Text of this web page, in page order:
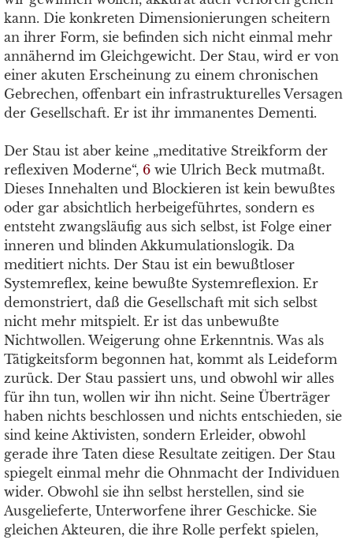
kann. Die konkreten Dimensionierungen scheitern
an ihrer Form, sie befinden sich nicht einmal mehr
annähernd im Gleichgewicht. Der Stau, wird er von
einer akuten Erscheinung zu einem chronischen
Gebrechen, offenbart ein infrastrukturelles Versagen
der Gesellschaft. Er ist ihr immanentes Dementi.
Der Stau ist aber keine „meditative Streikform der
reflexiven Moderne“, 6 wie Ulrich Beck mutmaßt.
Dieses Innehalten und Blockieren ist kein bewußtes
oder gar absichtlich herbeigeführtes, sondern es
entsteht zwangsläufig aus sich selbst, ist Folge einer
inneren und blinden Akkumulationslogik. Da
meditiert nichts. Der Stau ist ein bewußtloser
Systemreflex, keine bewußte Systemreflexion. Er
demonstriert, daß die Gesellschaft mit sich selbst
nicht mehr mitspielt. Er ist das unbewußte
Nichtwollen. Weigerung ohne Erkenntnis. Was als
Tätigkeitsform begonnen hat, kommt als Leideform
zurück. Der Stau passiert uns, und obwohl wir alles
für ihn tun, wollen wir ihn nicht. Seine Überträger
haben nichts beschlossen und nichts entschieden, sie
sind keine Aktivisten, sondern Erleider, obwohl
gerade ihre Taten diese Resultate zeitigen. Der Stau
spiegelt einmal mehr die Ohnmacht der Individuen
wider. Obwohl sie ihn selbst herstellen, sind sie
Ausgelieferte, Unterworfene ihrer Geschicke. Sie
gleichen Akteuren, die ihre Rolle perfekt spielen,